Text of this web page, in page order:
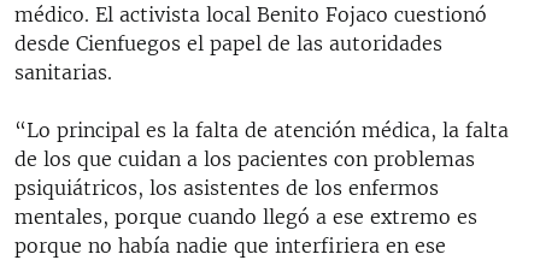
médico. El activista local Benito Fojaco cuestionó
desde Cienfuegos el papel de las autoridades
sanitarias.
“Lo principal es la falta de atención médica, la falta
de los que cuidan a los pacientes con problemas
psiquiátricos, los asistentes de los enfermos
mentales, porque cuando llegó a ese extremo es
porque no había nadie que interfiriera en ese